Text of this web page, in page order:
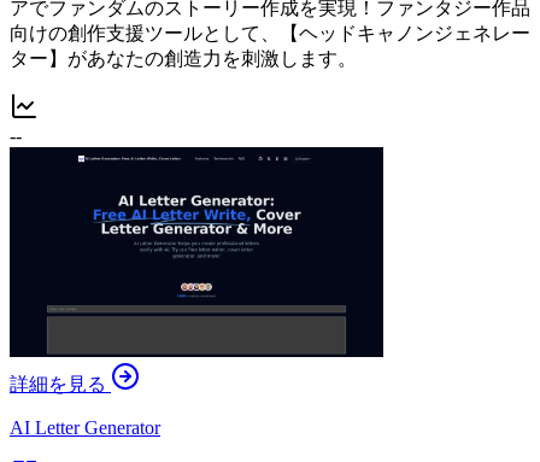
アでファンダムのストーリー作成を実現！ファンタジー作品
向けの創作支援ツールとして、【ヘッドキャノンジェネレー
ター】があなたの創造力を刺激します。
--
詳細を見る
AI Letter Generator